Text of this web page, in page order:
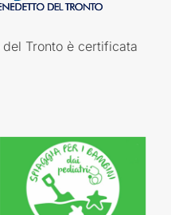
Tronto è certificata